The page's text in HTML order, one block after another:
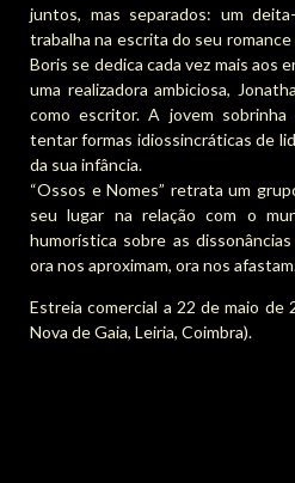
juntos, mas separados: um
trabalha na escrita do seu
Boris se dedica cada vez mais aos
uma realizadora ambiciosa,
como escritor. A jovem
tentar formas idiossincráticas de
da sua infância.
“Ossos e Nomes” retrata um
seu lugar na relação com o
humorística sobre as
ora nos aproximam, ora nos
Estreia comercial a 22 de maio de
Nova de Gaia, Leiria, Coimbra).